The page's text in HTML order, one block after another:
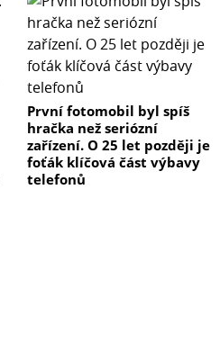
První fotomobil byl spíš
hračka než seriózní
zařízení. O 25 let později je
foťák klíčová část výbavy
telefonů